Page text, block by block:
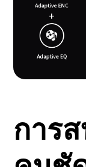
การ